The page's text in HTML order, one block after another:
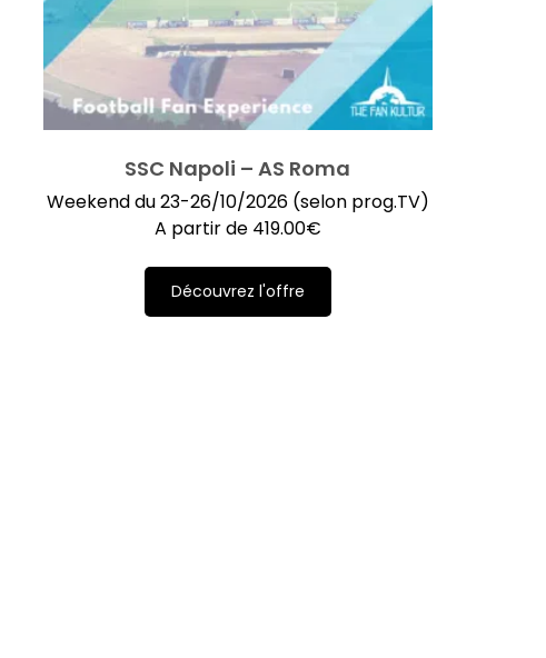
SSC Napoli – AS Roma
Weekend du 23-26/10/2026 (selon prog.TV)
A partir de 419.00€
Découvrez l'offre